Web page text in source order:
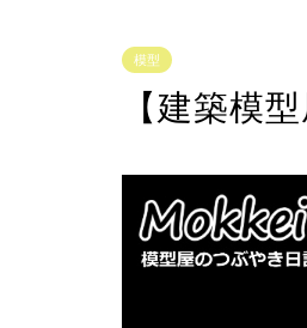
模型
【建築模